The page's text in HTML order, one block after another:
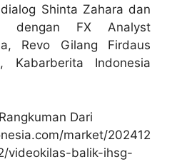
Shinta Zahara dan
dengan FX Analyst
Revo Gilang Firdaus
Kabarberita Indonesia
Dari
market/202412
videokilas-balik-ihsg-